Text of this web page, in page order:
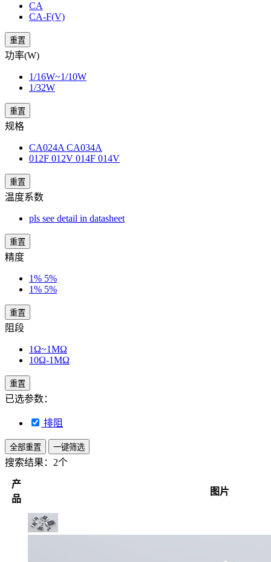
CA
CA-F(V)
重置
功率(W)
1/16W~1/10W
1/32W
重置
规格
CA024A CA034A
012F 012V 014F 014V
重置
温度系数
pls see detail in datasheet
重置
精度
1% 5%
1% 5%
重置
阻段
1Ω~1MΩ
10Ω-1MΩ
重置
已选参数：
排阻
全部重置 一键筛选
搜索结果： 2个
产
品
图片